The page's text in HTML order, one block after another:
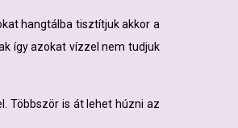
hangtálba tisztítjuk akkor a
így azokat vízzel nem tudjuk
Többször is át lehet húzni az